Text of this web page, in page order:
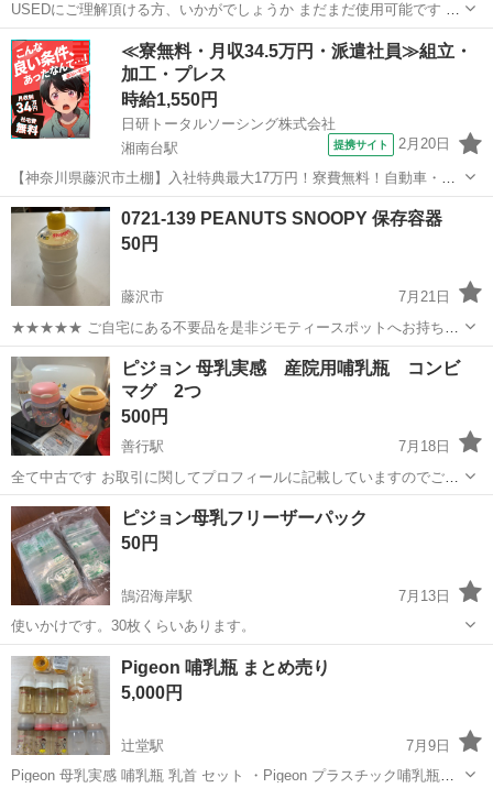
USEDにご理解頂ける方、いかがでしょうか まだまだ使用可能です カ
バーを外すと、吐き戻しのあとのシミ等あります 吐き戻しが多い赤ち
ゃんですので、自宅洗いでは落ちませんでした 神経質な方はご遠慮下
さい
神奈川 藤沢市 鵠沼海岸駅 ベビー用品 プーさん
≪寮無料・月収34.5万円・派遣社員≫組立・
加工・プレス
時給1,550円
日研トータルソーシング株式会社
湘南台駅
提携サイト 2月20日
【神奈川県藤沢市土棚】入社特典最大17万円！寮費無料！自動車・ト
ラックの組立・加工ライン作業《お仕事No.5A631》 お仕事について
自動車（小・中・大型トラック）の組立や各エンジン部品の製造を行
います。インパクトレンチ...
神奈川 藤沢市
0721-139 PEANUTS SNOOPY 保存容器
50円
藤沢市
7月21日
★★★★★ ご自宅にある不要品を是非ジモティースポットへお持ち込
みしませんか？ 家電、趣味・スポーツ・レジャー用品、こども用品、
衣料服飾品、生活雑貨、家具、本、CD・DVDなどが無料でまとめて持
ち込めます！ ※詳細はこ...
神奈川 藤沢市 ベビー用品 容器
ピジョン 母乳実感 産院用哺乳瓶 コンビ
マグ 2つ
500円
善行駅
7月18日
全て中古です お取引に関してプロフィールに記載していますのでご希
望の方はお手数ですがご一読の上ご連絡ください ○哺乳瓶と乳首 娘は
シリコンの乳首が苦手だったためほぼ飲めませんでした。 ですが、何
度か哺乳瓶での授乳をトライし...
神奈川 藤沢市 ベビー用品 哺乳瓶
ピジョン母乳フリーザーパック
50円
鵠沼海岸駅
7月13日
使いかけです。30枚くらいあります。
神奈川 藤沢市 鵠沼海岸駅 ベビー用品
Pigeon 哺乳瓶 まとめ売り
5,000円
辻堂駅
7月9日
Pigeon 母乳実感 哺乳瓶 乳首 セット ・Pigeon プラスチック哺乳瓶６